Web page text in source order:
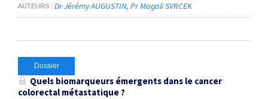
AUTEURS Dr Jérémy AUGUSTIN Pr Magali SVRCEK
Dossier
Quels biomarqueurs émergents dans le cancer
colorectal métastatique ?